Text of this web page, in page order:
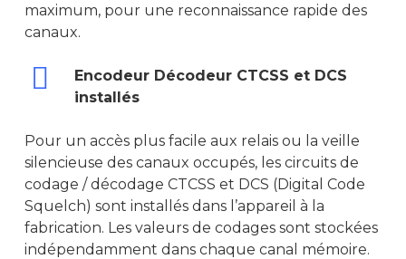
maximum, pour une reconnaissance rapide des
canaux.
Encodeur Décodeur CTCSS et DCS
installés
Pour un accès plus facile aux relais ou la veille
silencieuse des canaux occupés, les circuits de
codage / décodage CTCSS et DCS (Digital Code
Squelch) sont installés dans l’appareil à la
fabrication. Les valeurs de codages sont stockées
indépendamment dans chaque canal mémoire.